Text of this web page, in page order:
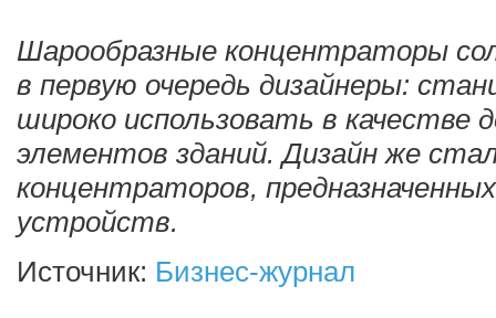
Шарообразные концентраторы
в первую очередь дизайнеры:
широко использовать в качестве
элементов зданий. Дизайн же
концентраторов,
устройств.
Источник: Бизнес-журнал